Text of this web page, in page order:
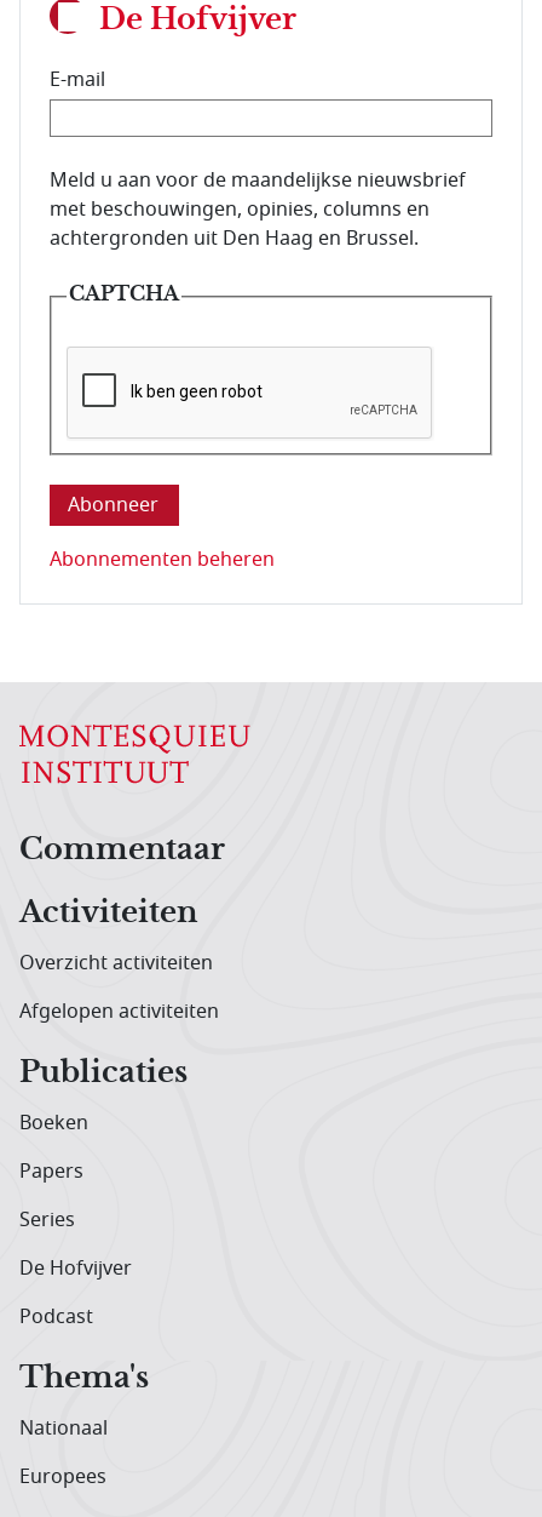
De Hofvijver
E-mail
E-mailadres van de abonnee.
Meld u aan voor de maandelijkse nieuwsbrief
met beschouwingen, opinies, columns en
achtergronden uit Den Haag en Brussel.
CAPTCHA
Deze vraag is om te controleren dat u een mens
Abonnementen beheren
Hoofdnavigatiemenu
Commentaar
Activiteiten
Overzicht activiteiten
Afgelopen activiteiten
Publicaties
Boeken
Papers
Series
De Hofvijver
Podcast
Thema's
Nationaal
Europees